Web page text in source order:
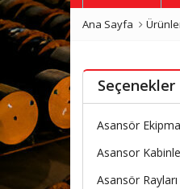
Ana Sayfa
Seçenekler
Asansör
Asansor
Asansör Rayları